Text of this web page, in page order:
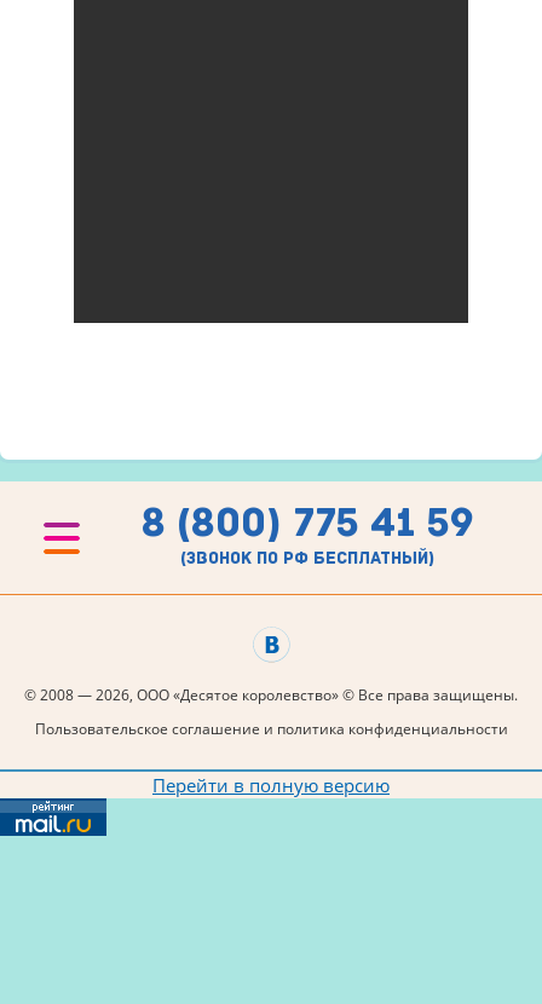
8 (800) 775 41 59
(звонок по рф бесплатный)
© 2008 — 2026, ООО «Десятое королевство» © Все права защищены.
Пользовательское соглашение и политика конфиденциальности
Перейти в полную версию